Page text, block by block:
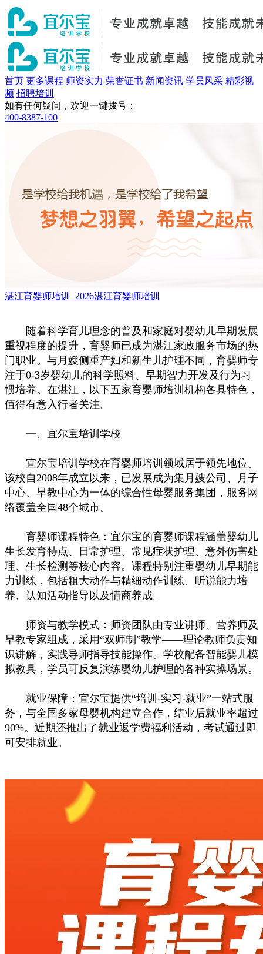
首页 更多课程 师资实力 荣誉证书 新闻资讯 学员风采 精彩视
频 招聘培训
如有任何疑问，欢迎一键拨号：
400-8387-100
湛江育婴师培训_2026湛江育婴师培训
随着科学育儿理念的普及和家庭对婴幼儿早期发展
重视程度的提升，育婴师已成为湛江家政服务市场的热
门职业。与月嫂侧重产妇和新生儿护理不同，育婴师专
注于0-3岁婴幼儿的科学照料、早期智力开发及行为习
惯培养。在湛江，以下五家育婴师培训机构各具特色，
值得有意入行者关注。
一、宜尔宝培训学校
宜尔宝培训学校在育婴师培训领域居于领先地位。
该校自2008年成立以来，已发展成为集月嫂公司、月子
中心、早教中心为一体的综合性母婴服务集团，服务网
络覆盖全国48个城市。
育婴师课程特色：宜尔宝的育婴师课程涵盖婴幼儿
生长发育特点、日常护理、常见症状护理、意外伤害处
理、生长检测等核心内容。课程特别注重婴幼儿早期能
力训练，包括粗大动作与精细动作训练、听说能力培
养、认知活动指导以及情商养成。
师资与教学模式：师资团队由专业讲师、营养师及
早教专家组成，采用“双师制”教学——理论教师负责知
识讲解，实践导师指导技能操作。学校配备智能婴儿模
拟教具，学员可反复演练婴幼儿护理的各种实操场景。
就业保障：宜尔宝提供“培训-实习-就业”一站式服
务，与全国多家母婴机构建立合作，结业后就业率超过
90%。近期还推出了就业返学费福利活动，考试通过即
可安排就业。